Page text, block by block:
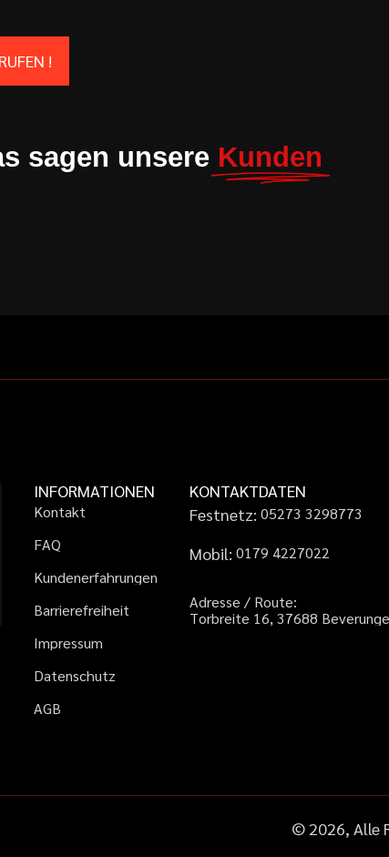
!
sagen unsere Kunden
INFORMATIONEN
Kontakt
FAQ
Kundenerfahrungen
Barrierefreiheit
Impressum
Datenschutz
AGB
KONTAKTDATEN
Festnetz:05273 3298773
Mobil:01 79 4227022
Adresse / Route:
Torbreite 16, 37688 Beverung
© 2026, Alle